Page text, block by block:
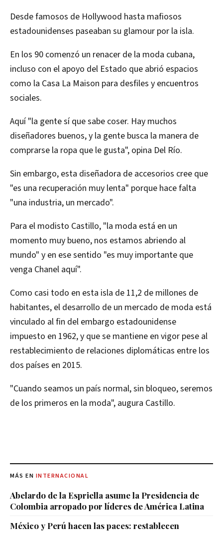
Desde famosos de Hollywood hasta mafiosos
estadounidenses paseaban su glamour por la isla.
En los 90 comenzó un renacer de la moda cubana,
incluso con el apoyo del Estado que abrió espacios
como la Casa La Maison para desfiles y encuentros
sociales.
Aquí "la gente sí que sabe coser. Hay muchos
diseñadores buenos, y la gente busca la manera de
comprarse la ropa que le gusta", opina Del Río.
Sin embargo, esta diseñadora de accesorios cree que
"es una recuperación muy lenta" porque hace falta
"una industria, un mercado".
Para el modisto Castillo, "la moda está en un
momento muy bueno, nos estamos abriendo al
mundo" y en ese sentido "es muy importante que
venga Chanel aquí".
Como casi todo en esta isla de 11,2 de millones de
habitantes, el desarrollo de un mercado de moda está
vinculado al fin del embargo estadounidense
impuesto en 1962, y que se mantiene en vigor pese al
restablecimiento de relaciones diplomáticas entre los
dos países en 2015.
"Cuando seamos un país normal, sin bloqueo, seremos
de los primeros en la moda", augura Castillo.
MÁS EN INTERNACIONAL
Abelardo de la Espriella asume la Presidencia de
Colombia arropado por líderes de América Latina
México y Perú hacen las paces: restablecen